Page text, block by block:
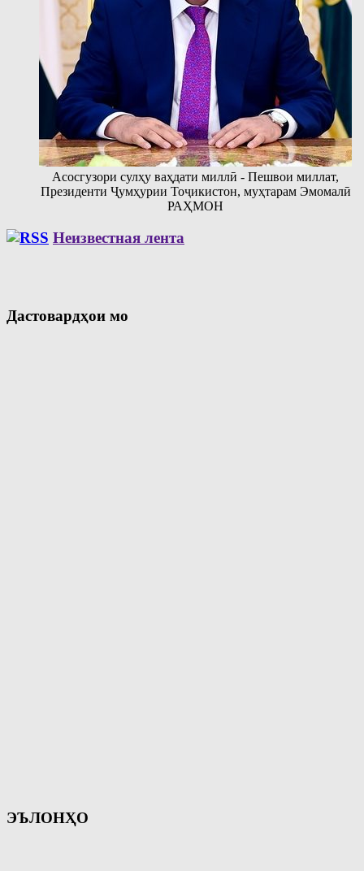
Асосгузори сулҳу ваҳдати миллӣ - Пешвои миллат,
Президенти Ҷумҳурии Тоҷикистон, муҳтарам Эмомалӣ
РАҲМОН
Неизвестная лента
Дастовардҳои мо
ЭЪЛОНҲО